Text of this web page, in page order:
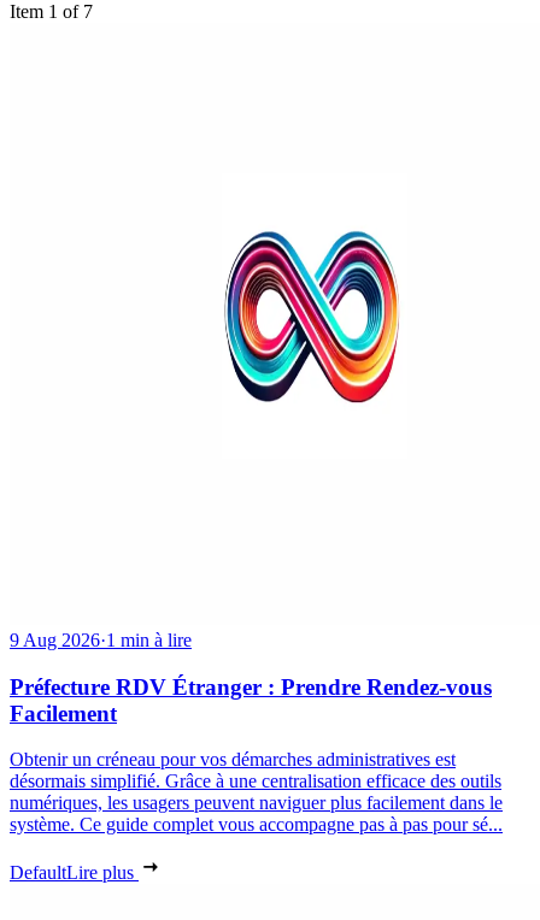
Item 1 of 7
9 Aug 2026·1 min à lire
Préfecture RDV Étranger : Prendre Rendez-vous
Facilement
Obtenir un créneau pour vos démarches administratives est
désormais simplifié. Grâce à une centralisation efficace des outils
numériques, les usagers peuvent naviguer plus facilement dans le
système. Ce guide complet vous accompagne pas à pas pour sé...
DefaultLire plus